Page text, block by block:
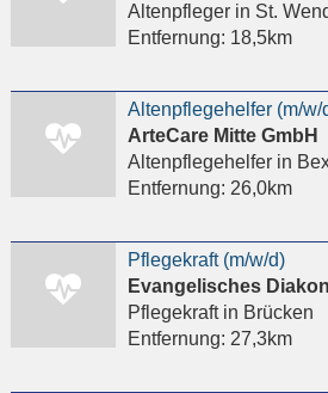
Altenpflegerin St.
Entfernung: 18,5km
Altenpflegehelfer (m/w/
ArteCare Mitte GmbH
Altenpflegehelferin
Entfernung: 26,0km
Pflegekraft (m/w/d)
Evangelisches
Pflegekraftin Brücken
Entfernung: 27,3km